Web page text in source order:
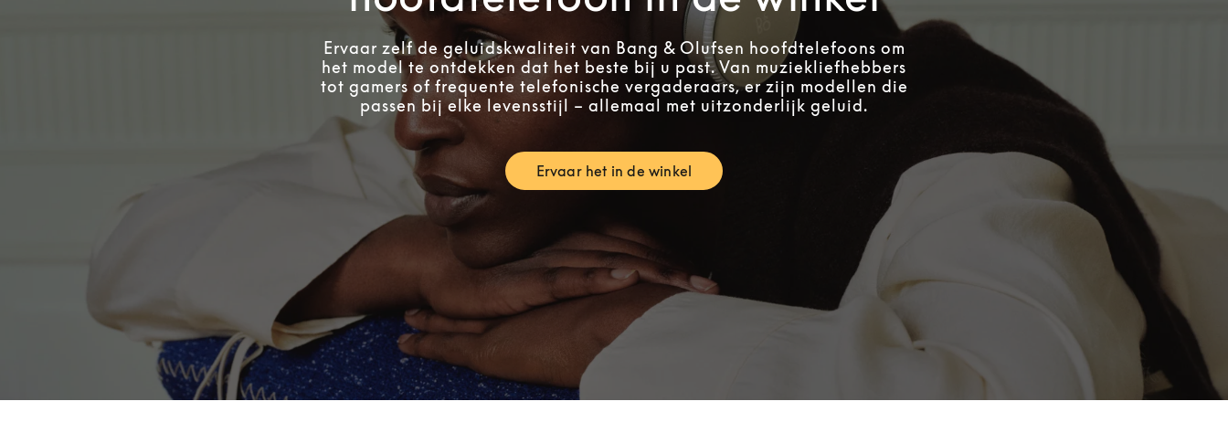
Ervaar zelf de geluidskwaliteit van Bang & Olufsen hoofdtelefoons om
het model te ontdekken dat het beste bij u past. Van muziekliefhebbers
tot gamers of frequente telefonische vergaderaars, er zijn modellen die
passen bij elke levensstijl – allemaal met uitzonderlijk geluid.
Ervaar het in de winkel
Link Opens in New Tab